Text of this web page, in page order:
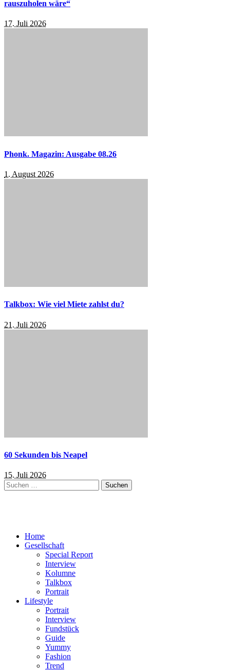
rauszuholen wäre“
17. Juli 2026
Phonk. Magazin: Ausgabe 08.26
1. August 2026
Talkbox: Wie viel Miete zahlst du?
21. Juli 2026
60 Sekunden bis Neapel
15. Juli 2026
Suchen
nach:
Home
Gesellschaft
Special Report
Interview
Kolumne
Talkbox
Portrait
Lifestyle
Portrait
Interview
Fundstück
Guide
Yummy
Fashion
Trend